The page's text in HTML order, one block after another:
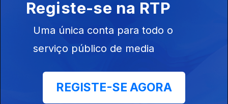
Edição | Lília Almeida
Edição | Lília Almeida
Registe-se na RTP
Uma única conta para todo o
serviço público de media
REGISTE-SE AGORA